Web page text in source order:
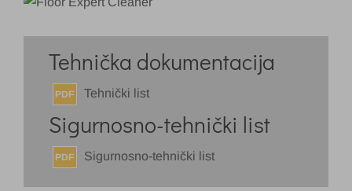
Tehnička dokumentacija
PDF Tehnički list
Sigurnosno-tehnički list
PDF Sigurnosno-tehnički list